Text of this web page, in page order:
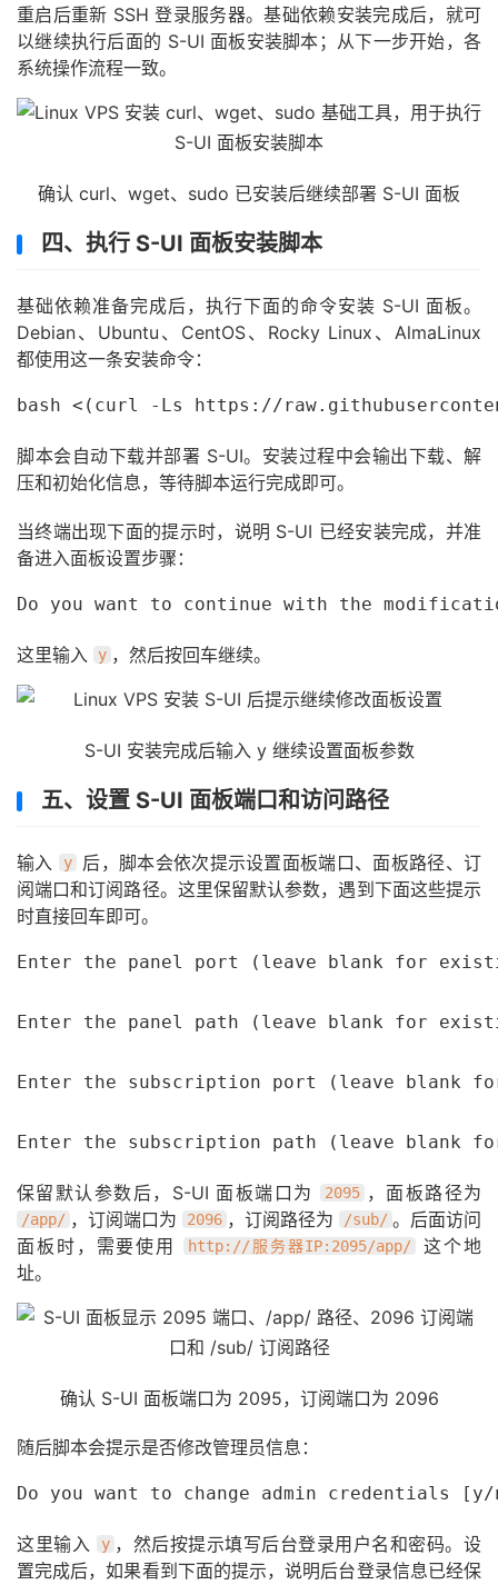
重启后重新 SSH 登录服务器。基础依赖安装完成后，就可
以继续执行后面的 S-UI 面板安装脚本；从下一步开始，各
系统操作流程一致。
确认 curl、wget、sudo 已安装后继续部署 S-UI 面板
四、执行 S-UI 面板安装脚本
基础依赖准备完成后，执行下面的命令安装 S-UI 面板。
Debian、Ubuntu、CentOS、Rocky Linux、AlmaLinux
都使用这一条安装命令：
bash <(curl -Ls https://
脚本会自动下载并部署 S-UI。安装过程中会输出下载、解
压和初始化信息，等待脚本运行完成即可。
当终端出现下面的提示时，说明 S-UI 已经安装完成，并准
备进入面板设置步骤：
Do you want to continue with the
这里输入 y ，然后按回车继续。
S-UI 安装完成后输入 y 继续设置面板参数
五、设置 S-UI 面板端口和访问路径
输入 y
后，脚本会依次提示设置面板端口、面板路径、订
阅端口和订阅路径。这里保留默认参数，遇到下面这些提示
时直接回车即可。
Enter the panel port (leave blank for
Enter the panel path (leave blank for
Enter the subscription port (leave blank
Enter the subscription path (leave blank
保留默认参数后，S-UI 面板端口为 2095 ，面板路径为
/app/ ，订阅端口为 2096 ，订阅路径为 /sub/ 。后面访问
面板时，需要使用
http://服务器IP:2095/app/
这个地
址。
确认 S-UI 面板端口为 2095，订阅端口为 2096
随后脚本会提示是否修改管理员信息：
Do you want to change admin credentials
这里输入 y ，然后按提示填写后台登录用户名和密码。设
置完成后，如果看到下面的提示，说明后台登录信息已经保